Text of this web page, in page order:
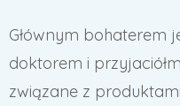
Głównym bohaterem
doktorem i
związane z